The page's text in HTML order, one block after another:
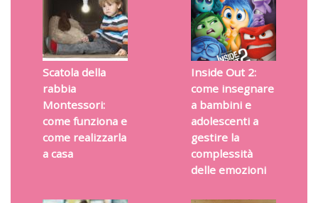
Scatola della
rabbia
Montessori:
come funziona e
come realizzarla
a casa
Inside Out 2:
come insegnare
a bambini e
adolescenti a
gestire la
complessità
delle emozioni